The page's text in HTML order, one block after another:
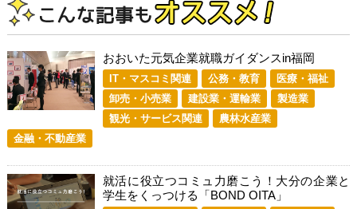
おおいた元気企業就職ガイダンスin福岡
IT・マスコミ関連 公務・教育
医療・福祉
卸売・小売業
建設業・運輸業
製造業
観光・サービス関連
農林水産業
金融・不動産業
就活に役立つコミュ力磨こう！大分の企業と
学生をくっつける「BOND OITA」